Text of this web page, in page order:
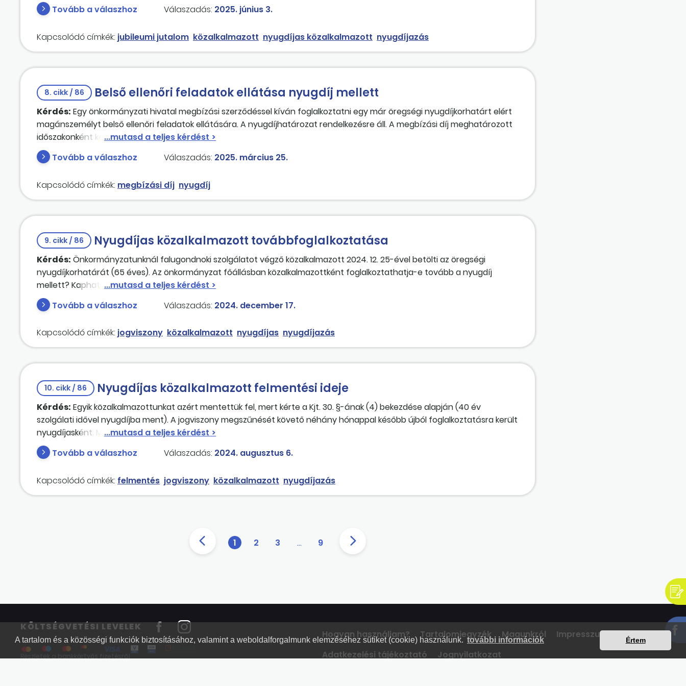
A tartalom és a közösségi funkciók biztosításához, valamint a weboldalforgalmunk elemzéséhez sütiket (cookie) használunk. további információk Értem
Tovább a válaszhoz
Válaszadás: 2025. június 3.
Kapcsolódó címkék: jubileumi jutalom közalkalmazott nyugdíjas közalkalmazott nyugdíjazás
8. cikk / 86 Belső ellenőri feladatok ellátása nyugdíj mellett
Kérdés: Egy önkormányzati hivatal megbízási szerződéssel kíván foglalkoztatni egy már öregségi nyugdíjkorhatárt elért
magánszemélyt belső ellenőri feladatok ellátására. A nyugdíjhatározat rendelkezésre áll. A megbízási díj meghatározott
időszakonként kerülne számfejtésre és kifizetésre, pl. negyedévente. A kérdés az, hogy a magánszemély ilyen jellegű
foglalkoztatása együtt jár-e a nyugdíj folyósításának a szüneteltetésével? Vagy pedig megilleti a nyugdíj és a megbízási
díja is együtt?
Tovább a válaszhoz Válaszadás: 2025. március 25.
Kapcsolódó címkék: megbízási díj nyugdíj
9. cikk / 86 Nyugdíjas közalkalmazott továbbfoglalkoztatása
Kérdés: Önkormányzatunknál falugondnoki szolgálatot végző közalkalmazott 2024. 12. 25-ével betölti az öregségi
nyugdíjkorhatárát (65 éves). Az önkormányzat főállásban közalkalmazottként foglalkoztathatja-e tovább a nyugdíj
mellett? Kaphat-e bért és nyugdíjat egyszerre?
Tovább a válaszhoz
Válaszadás: 2024. december 17.
Kapcsolódó címkék: jogviszony közalkalmazott nyugdíjas nyugdíjazás
10. cikk / 86 Nyugdíjas közalkalmazott felmentési ideje
Kérdés: Egyik közalkalmazottunkat azért mentettük fel, mert kérte a Kjt. 30. §-ának (4) bekezdése alapján (40 év
szolgálati idővel nyugdíjba ment). A jogviszony megszűnését követő néhány hónappal később újból foglalkoztatásra került
nyugdíjasként. Most a nyugdíjjogosultságára tekintettel kívánja a munkáltató a jogviszonyát megszüntetni. A felmentési
idejére a Kjt. vonatkozik, tehát a hatvannapos felmentési idő meghosszabbodik a közalkalmazotti jogviszonya alapján, az
általános szabályok szerint azzal, hogy végkielégítésre nem jogosult?
Tovább a válaszhoz Válaszadás: 2024. augusztus 6.
Kapcsolódó címkék: felmentés jogviszony közalkalmazott nyugdíjazás
1 2 3 … 9
KÖLTSÉGVETÉSI LEVELEK
Részletek a bankkártyás fizetésről
Hogyan használjam? Tartalomjegyzék Magunkról Impresszum
Kapcsolat
Adatkezelési tájékoztató
Jognyilatkozat